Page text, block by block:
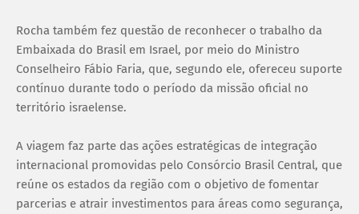
Rocha também fez questão de reconhecer o trabalho da
Embaixada do Brasil em Israel, por meio do Ministro
Conselheiro Fábio Faria, que, segundo ele, ofereceu suporte
contínuo durante todo o período da missão oficial no
território israelense.
A viagem faz parte das ações estratégicas de integração
internacional promovidas pelo Consórcio Brasil Central, que
reúne os estados da região com o objetivo de fomentar
parcerias e atrair investimentos para áreas como segurança,